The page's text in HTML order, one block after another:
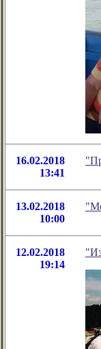
16.02.2018
13:41
13.02.2018
10:00
12.02.2018
19:14